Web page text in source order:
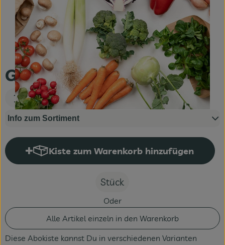
Fleisch & Fisch
Bäckerei
Vorratskammer
Süßes & Salziges
Getränke
Drogerie
Gemüse klein
16,00 €
Info zum Sortiment
Kiste zum Warenkorb hinzufügen
Kiste zum Warenkorb
Stück
Oder
Alle Artikel einzeln in den Warenkorb
Diese Abokiste kannst Du in verschiedenen Varianten